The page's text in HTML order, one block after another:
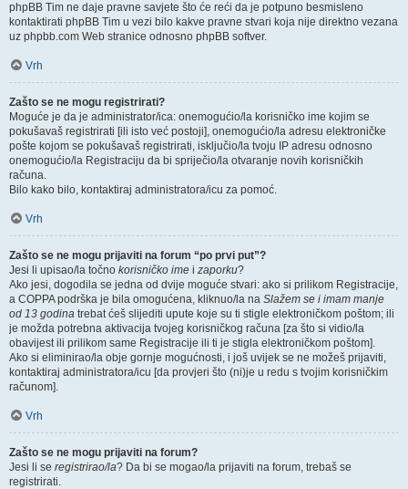
phpBB Tim ne daje pravne savjete što će reći da je potpuno besmisleno
kontaktirati phpBB Tim u vezi bilo kakve pravne stvari koja nije direktno vezana
uz phpbb.com Web stranice odnosno phpBB softver.
Vrh
Zašto se ne mogu registrirati?
Moguće je da je administrator/ica: onemogućio/la korisničko ime kojim se
pokušavaš registrirati [ili isto već postoji], onemogućio/la adresu elektroničke
pošte kojom se pokušavaš registrirati, isključio/la tvoju IP adresu odnosno
onemogućio/la Registraciju da bi spriječio/la otvaranje novih korisničkih
računa.
Bilo kako bilo, kontaktiraj administratora/icu za pomoć.
Vrh
Zašto se ne mogu prijaviti na forum “po prvi put”?
Jesi li upisao/la točno korisničko ime i zaporku?
Ako jesi, dogodila se jedna od dvije moguće stvari: ako si prilikom Registracije,
a COPPA podrška je bila omogućena, kliknuo/la na Slažem se i imam manje
od 13 godina trebat ćeš slijediti upute koje su ti stigle elektroničkom poštom; ili
je možda potrebna aktivacija tvojeg korisničkog računa [za što si vidio/la
obavijest ili prilikom same Registracije ili ti je stigla elektroničkom poštom].
Ako si eliminirao/la obje gornje mogućnosti, i još uvijek se ne možeš prijaviti,
kontaktiraj administratora/icu [da provjeri što (ni)je u redu s tvojim korisničkim
računom].
Vrh
Zašto se ne mogu prijaviti na forum?
Jesi li se registrirao/la? Da bi se mogao/la prijaviti na forum, trebaš se
registrirati.